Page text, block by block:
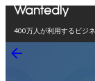
400万人が利用するビジ